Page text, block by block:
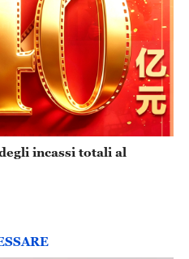
incassi totali al